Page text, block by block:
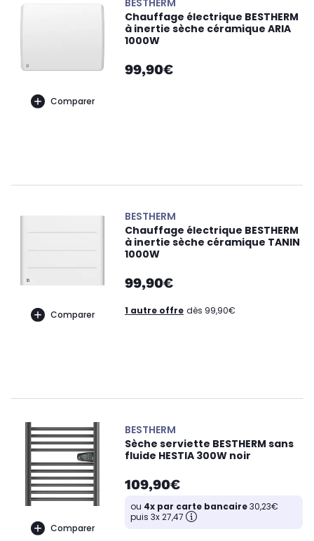
Comparer
BESTHERM
Chauffage électrique BESTHERM
à inertie sèche céramique ARIA
1000W
99,90€
Comparer
BESTHERM
Chauffage électrique BESTHERM
à inertie sèche céramique TANIN
1000W
99,90€
1 autre offre dès 99,90€
Comparer
BESTHERM
Sèche serviette BESTHERM sans
fluide HESTIA 300W noir
109,90€
ou 4x par carte bancaire30,23€
puis 3x 27,47